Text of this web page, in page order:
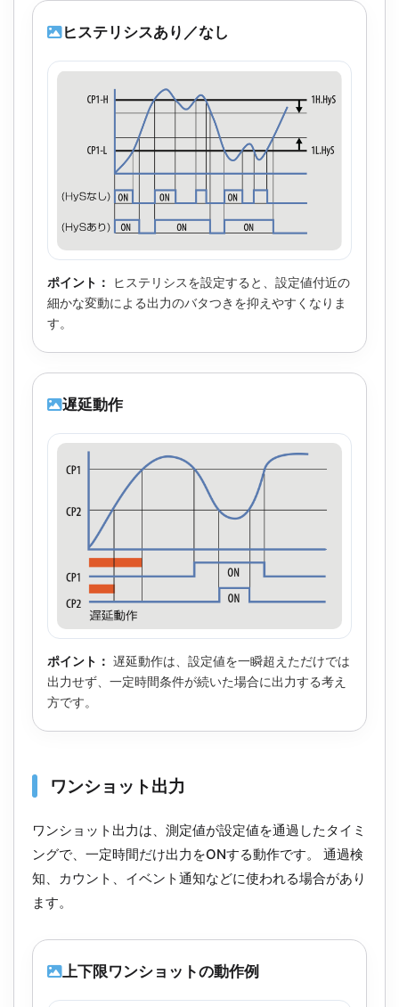
ヒステリシスあり／なし
ポイント：
ヒステリシスを設定すると、設定値付近の
細かな変動による出力のバタつきを抑えやすくなりま
す。
遅延動作
ポイント： 遅延動作は、設定値を一瞬超えただけでは
出力せず、一定時間条件が続いた場合に出力する考え
方です。
ワンショット出力
ワンショット出力は、測定値が設定値を通過したタイミ
ングで、一定時間だけ出力をONする動作です。 通過検
知、カウント、イベント通知などに使われる場合があり
ます。
上下限ワンショットの動作例